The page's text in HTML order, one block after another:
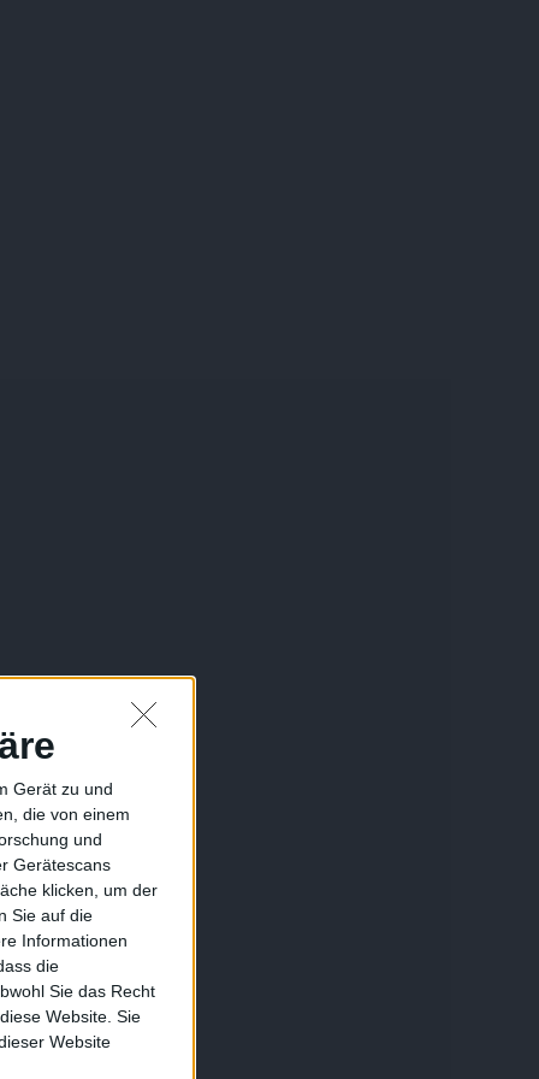
Gerät zu und
die von einem
und
Gerätescans
klicken, um der
Sie auf die
Informationen
die
Sie das Recht
Website. Sie
Website